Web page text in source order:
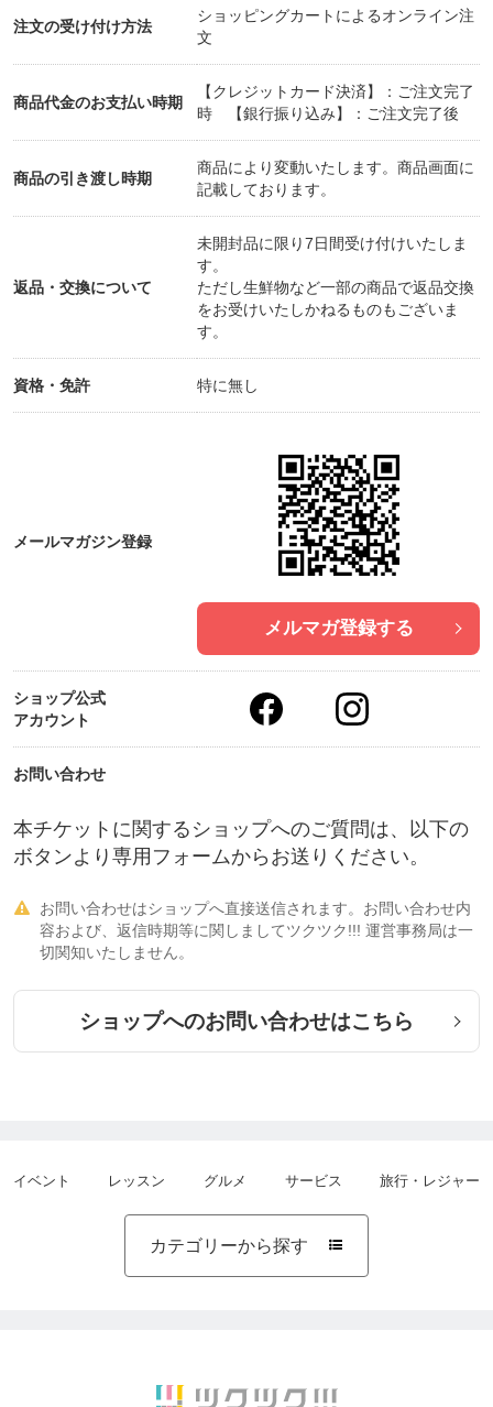
・・・・・
＜＜＜＜＜パーマ＞＞＞＞＞
[毛髪改善エステとパーマをドッキングさせた最高級
○ナチュラルストレートパーマ
{エイジング毛で艶が出ないパサつく等のお悩みの
方・ボリュームを落ち着かせたい方}
¥16.500
○縮毛矯正ストレートパーマ
[毛髪改善エステをする事によりダメージレスで頑固
なクセを伸ばします。]
¥19.800
・・・・・
[毛髪改善エステトリートメント＋カラーリング＋頭
皮ケア（経皮毒軽減）をドッキングさせ、
染めるたびに髪質が良くなるカラーリングコースで
○ダブルカラー ￥15.400
[カラーの発色を良くするため、一度抜いてから色を
重ねるので、透明感のある色味が表現出来ます。
注文の受け付け方法
ショッピングカートによるオンライン注
文
商品代金のお支払い時期
【クレジットカード決済】：ご注文完了
時 【銀行振り込み】：ご注文完了後
商品の引き渡し時期
商品により変動いたします。商品画面に
記載しております。
返品・交換について
未開封品に限り7日間受け付けいたしま
す。
ただし生鮮物など一部の商品で返品交換
をお受けいたしかねるものもございま
す。
資格・免許 特に無し
メールマガジン登録
メルマガ登録する
ショップ公式
アカウント
お問い合わせ
本チケットに関するショップへのご質問は、以下の
ボタンより専用フォームからお送りください。

お問い合わせはショップへ直接送信されます。お問い合わせ内
容および、返信時期等に関しましてツクツク!!! 運営事務局は一
切関知いたしません。
ショップへのお問い合わせはこちら
イベント レッスン グルメ サービス 旅行・レジャー
カテゴリーから探す 